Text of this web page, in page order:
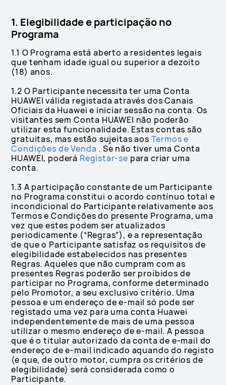
1. Elegibilidade e participação no
Programa
1.1 O Programa está aberto a residentes legais
que tenham idade igual ou superior a dezoito
(18) anos.
1.2 O Participante necessita ter uma Conta
HUAWEI válida registada através dos Canais
Oficiais da Huawei e iniciar sessão na conta. Os
visitantes sem Conta HUAWEI não poderão
utilizar esta funcionalidade. Estas contas são
gratuitas, mas estão sujeitas aos Termos e
Condições de Venda . Se não tiver uma Conta
HUAWEI, poderá Registar-se para criar uma
conta.
1.3 A participação constante de um Participante
no Programa constitui o acordo contínuo total e
incondicional do Participante relativamente aos
Termos e Condições do presente Programa, uma
vez que estes podem ser atualizados
periodicamente (“Regras”), e a representação
de que o Participante satisfaz os requisitos de
elegibilidade estabelecidos nas presentes
Regras. Aqueles que não cumpram com as
presentes Regras poderão ser proibidos de
participar no Programa, conforme determinado
pelo Promotor, a seu exclusivo critério. Uma
pessoa e um endereço de e-mail só pode ser
registado uma vez para uma conta Huawei
independentemente de mais de uma pessoa
utilizar o mesmo endereço de e-mail. A pessoa
que é o titular autorizado da conta de e-mail do
endereço de e-mail indicado aquando do registo
(e que, de outro motor, cumpra os critérios de
elegibilidade) será considerada como o
Participante.